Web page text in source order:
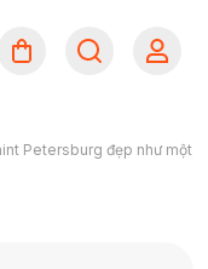
Petersburg đẹp như một